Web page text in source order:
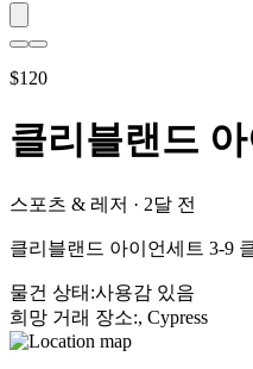
$120
클리블랜드
스포츠 & 레저 · 2달 전
클리블랜드 아이언세트 3-9
물건 상태 :사용감 있음
희망 거래 장소:, Cypress